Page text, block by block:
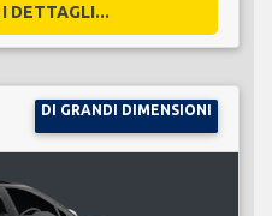
DETTAGLI...
DI GRANDI DIMENSIONI